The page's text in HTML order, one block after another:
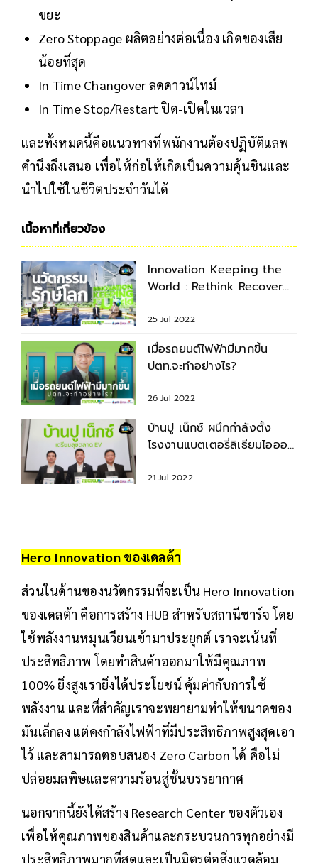
ขยะ
Zero Stoppage ผลิตอย่างต่อเนื่อง เกิดของเสีย
น้อยที่สุด
In Time Changover ลดดาวน์ไทม์
In Time Stop/Restart ปิด-เปิดในเวลา
และทั้งหมดนี้คือแนวทางที่พนักงานต้องปฏิบัติแลพ
คำนึงถึงเสนอ เพื่อให้ก่อให้เกิดเป็นความคุ้นชินและ
นำไปใช้ในชีวิตประจำวันได้
เนื้อหาที่เกี่ยวข้อง
Innovation Keeping the
World : Rethink Recover
25 Jul 2022
เมื่อรถยนต์ไฟฟ้ามีมากขึ้น
ปตท.จะทำอย่างไร?
26 Jul 2022
บ้านปู เน็กซ์ ผนึกกำลังตั้ง
โรงงานแบตเตอรี่ลิเธียมไอออน
21 Jul 2022
Hero Innovation ของเดลต้า
ส่วนในด้านของนวัตกรรมที่จะเป็น Hero Innovation
ของเดลต้า คือการสร้าง HUB สำหรับสถานีชาร์จ โดย
ใช้พลังงานหมุนเวียนเข้ามาประยุกต์ เราจะเน้นที่
ประสิทธิภาพ โดยทำสินค้าออกมาให้มีคุณภาพ
100% ยิ่งสูงเรายิ่งได้ประโยชน์ คุ้มค่ากับการใช้
พลังงาน และที่สำคัญเราจะพยายามทำให้ขนาดของ
มันเล็กลง แต่คงกำลังไฟฟ้าที่มีประสิทธิภาพสูงสุดเอา
ไว้ และสามารถตอบสนอง Zero Carbon ได้ คือไม่
ปล่อยมลพิษและความร้อนสู่ชั้นบรรยากาศ
นอกจากนี้ยังได้สร้าง Research Center ของตัวเอง
เพื่อให้คุณภาพของสินค้าและกระบวนการทุกอย่างมี
ประสิทธิภาพมากที่สุดและเป็นมิตรต่อสิ่งแวดล้อม